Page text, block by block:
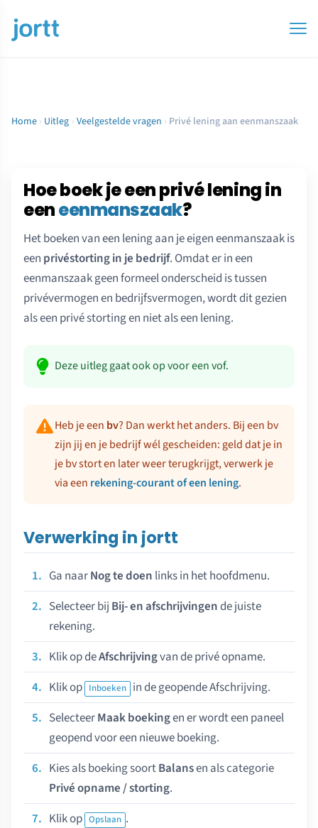
Home › Uitleg › Veelgestelde vragen › Privé lening aan eenmanszaak
Hoe boek je een privé lening in
eeneenmanszaak?
Het boeken van een lening aan je eigen eenmanszaak is
een privéstorting in je bedrijf. Omdat er in een
eenmanszaak geen formeel onderscheid is tussen
privévermogen en bedrijfsvermogen, wordt dit gezien
als een privé storting en niet als een lening.
Deze uitleg gaat ook op voor een vof.
Heb je een bv? Dan werkt het anders. Bij een bv
zijn jij en je bedrijf wél gescheiden: geld dat je in
je bv stort en later weer terugkrijgt, verwerk je
via een rekening-courant of een lening.
Verwerking in jortt
Ga naarNog te doen links in het hoofdmenu.
Selecteer bij Bij- en afschrijvingende juiste
rekening.
Klik op deAfschrijvingvan de privé opname.
Klik op Inboeken in de geopende Afschrijving.
SelecteerMaak boekingen er wordt een paneel
geopend voor een nieuwe boeking.
Kies als boeking soortBalansen als categorie
Privé opname / storting.
Klik op Opslaan .